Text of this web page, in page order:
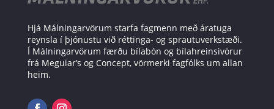
Hjá Málningarvörum starfa fagmenn með áratuga
reynsla í þjónustu við réttinga- og sprautuverkstæði.
Í Málningarvörum færðu bílabón og bílahreinsivörur
frá Meguiar’s og Concept, vörmerki fagfólks um allan
heim.